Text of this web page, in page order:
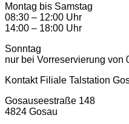
Montag bis Samstag
08:30 – 12:00 Uhr
14:00 – 18:00 Uhr
Sonntag
nur bei Vorreservierung von
Kontakt Filiale Talstation
Gosauseestraße 148
4824 Gosau